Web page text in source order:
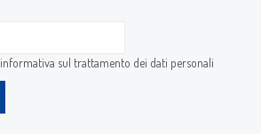
informativa sul trattamento dei dati personali